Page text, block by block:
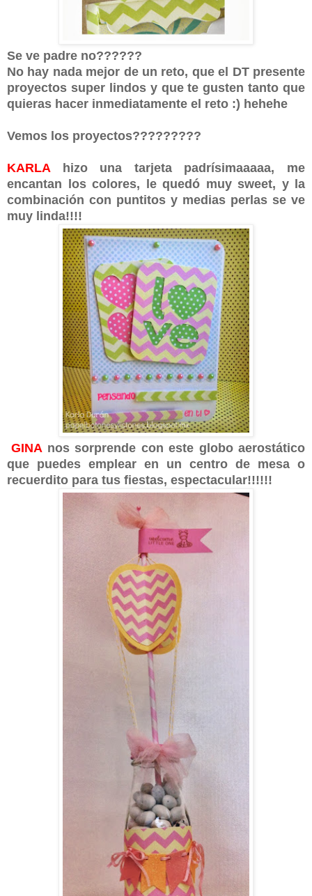
Se ve padre no??????
No hay nada mejor de un reto, que el DT presente
proyectos super lindos y que te gusten tanto que
quieras hacer inmediatamente el reto :) hehehe
Vemos los proyectos?????????
KARLA hizo una tarjeta padrísimaaaaa, me
encantan los colores, le quedó muy sweet, y la
combinación con puntitos y medias perlas se ve
muy linda!!!!
GINA nos sorprende con este globo aerostático
que puedes emplear en un centro de mesa o
recuerdito para tus fiestas, espectacular!!!!!!